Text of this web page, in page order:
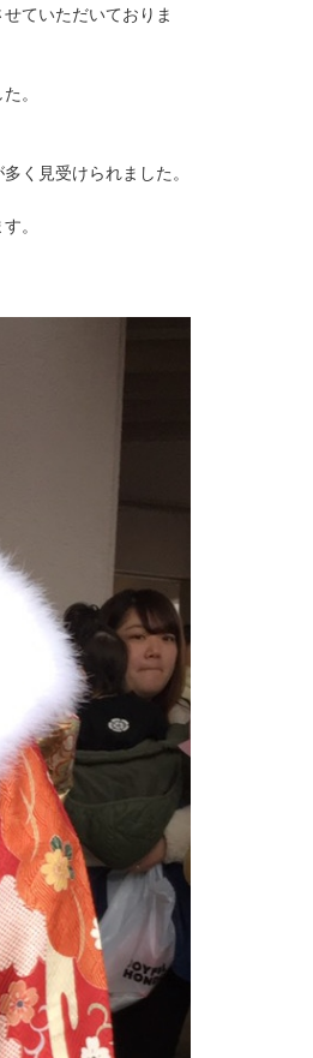
ていただいておりま
。
く見受けられました。
。